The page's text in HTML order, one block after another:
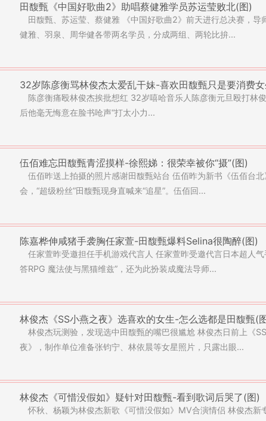
田馥甄《中国好歌曲2》助唱蔡健雅学员苏运莹败北(图)
田馥甄、苏运莹、蔡健雅 《中国好歌曲2》前天进行总决赛，导
健雅、羽泉、周华健各带两名学员，分成两组、两轮比拚...
32岁陈彦衡骂林俊杰太爱乱干妹-喜欢田馥甄只是要消费
陈彦衡痛殴林俊杰挨批想红 32岁嘻哈音乐人陈彦衡元旦殴打林
后他毫无悔意在脸书呛声“打太小力...
伍佰难忘田馥甄青涩摸样-徐熙娣：很荣幸被你“摄”(图)
伍佰昨送上拍摄的照片感谢田馥甄站台 伍佰昨为新书《伍佰台
会，“超级粉丝”田馥甄现身直喊来“追星”。伍佰回...
陈嘉桦伸咸猪手袭胸任家萱-田馥甄爆料Selina很陶醉(图)
任家萱昨受邀担任手机游戏代言人 任家萱昨受邀代言日本超人气
答RPG 魔法使与黑猫维兹”，还为此扮装成魔法导师...
林俊杰《SS小燕之夜》选喜欢的女生-怎么选都是田馥甄(
林俊杰玩测验，发现选中田馥甄的嘴巴很尴尬 林俊杰日前上《
夜》，制作单位准备张钧宁、林依晨等女星照片，只露出眼...
林俊杰《可惜没假如》疑针对田馥甄-看到歌词后哭了(图)
怀秋、杨颖为林俊杰新歌《可惜没假如》MV合演情侣 林俊杰新